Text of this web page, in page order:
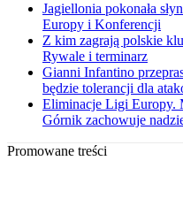
Jagiellonia pokonała
Europy i Konferencji
Z kim zagrają polskie
Rywale i terminarz
Gianni Infantino
będzie tolerancji dla
Eliminacje Ligi Europy.
Górnik zachowuje
Promowane treści